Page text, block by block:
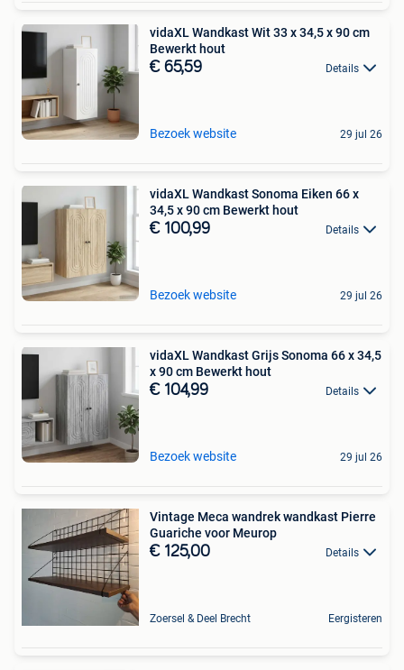
vidaXL Wandkast Wit 33 x 34,5 x 90 cm
Bewerkt hout
€ 65,59 Details
Bezoek website 29 jul 26
vidaXL Wandkast Sonoma Eiken 66 x
34,5 x 90 cm Bewerkt hout
€ 100,99 Details
Bezoek website 29 jul 26
vidaXL Wandkast Grijs Sonoma 66 x 34,5
x 90 cm Bewerkt hout
€ 104,99 Details
Bezoek website 29 jul 26
Vintage Meca wandrek wandkast Pierre
Guariche voor Meurop
€ 125,00 Details
Zoersel & Deel Brecht Eergisteren